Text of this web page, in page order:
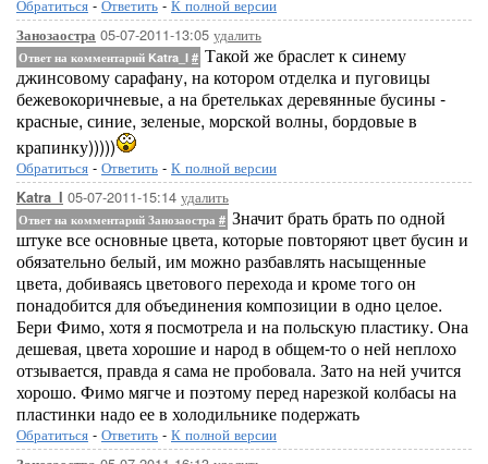
Обратиться - Ответить - К полной версии
Занозаостра 05-07-2011-13:05 удалить
Ответ на комментарий Katra_I # Такой же браслет к синему
джинсовому сарафану, на котором отделка и пуговицы
бежевокоричневые, а на бретельках деревянные бусины -
красные, синие, зеленые, морской волны, бордовые в
крапинку)))))
Обратиться - Ответить - К полной версии
Katra_I 05-07-2011-15:14 удалить
Ответ на комментарий Занозаостра # Значит брать брать по одной
штуке все основные цвета, которые повторяют цвет бусин и
обязательно белый, им можно разбавлять насыщенные
цвета, добиваясь цветового перехода и кроме того он
понадобится для объединения композиции в одно целое.
Бери Фимо, хотя я посмотрела и на польскую пластику. Она
дешевая, цвета хорошие и народ в общем-то о ней неплохо
отзывается, правда я сама не пробовала. Зато на ней учится
хорошо. Фимо мягче и поэтому перед нарезкой колбасы на
пластинки надо ее в холодильнике подержать
Обратиться - Ответить - К полной версии